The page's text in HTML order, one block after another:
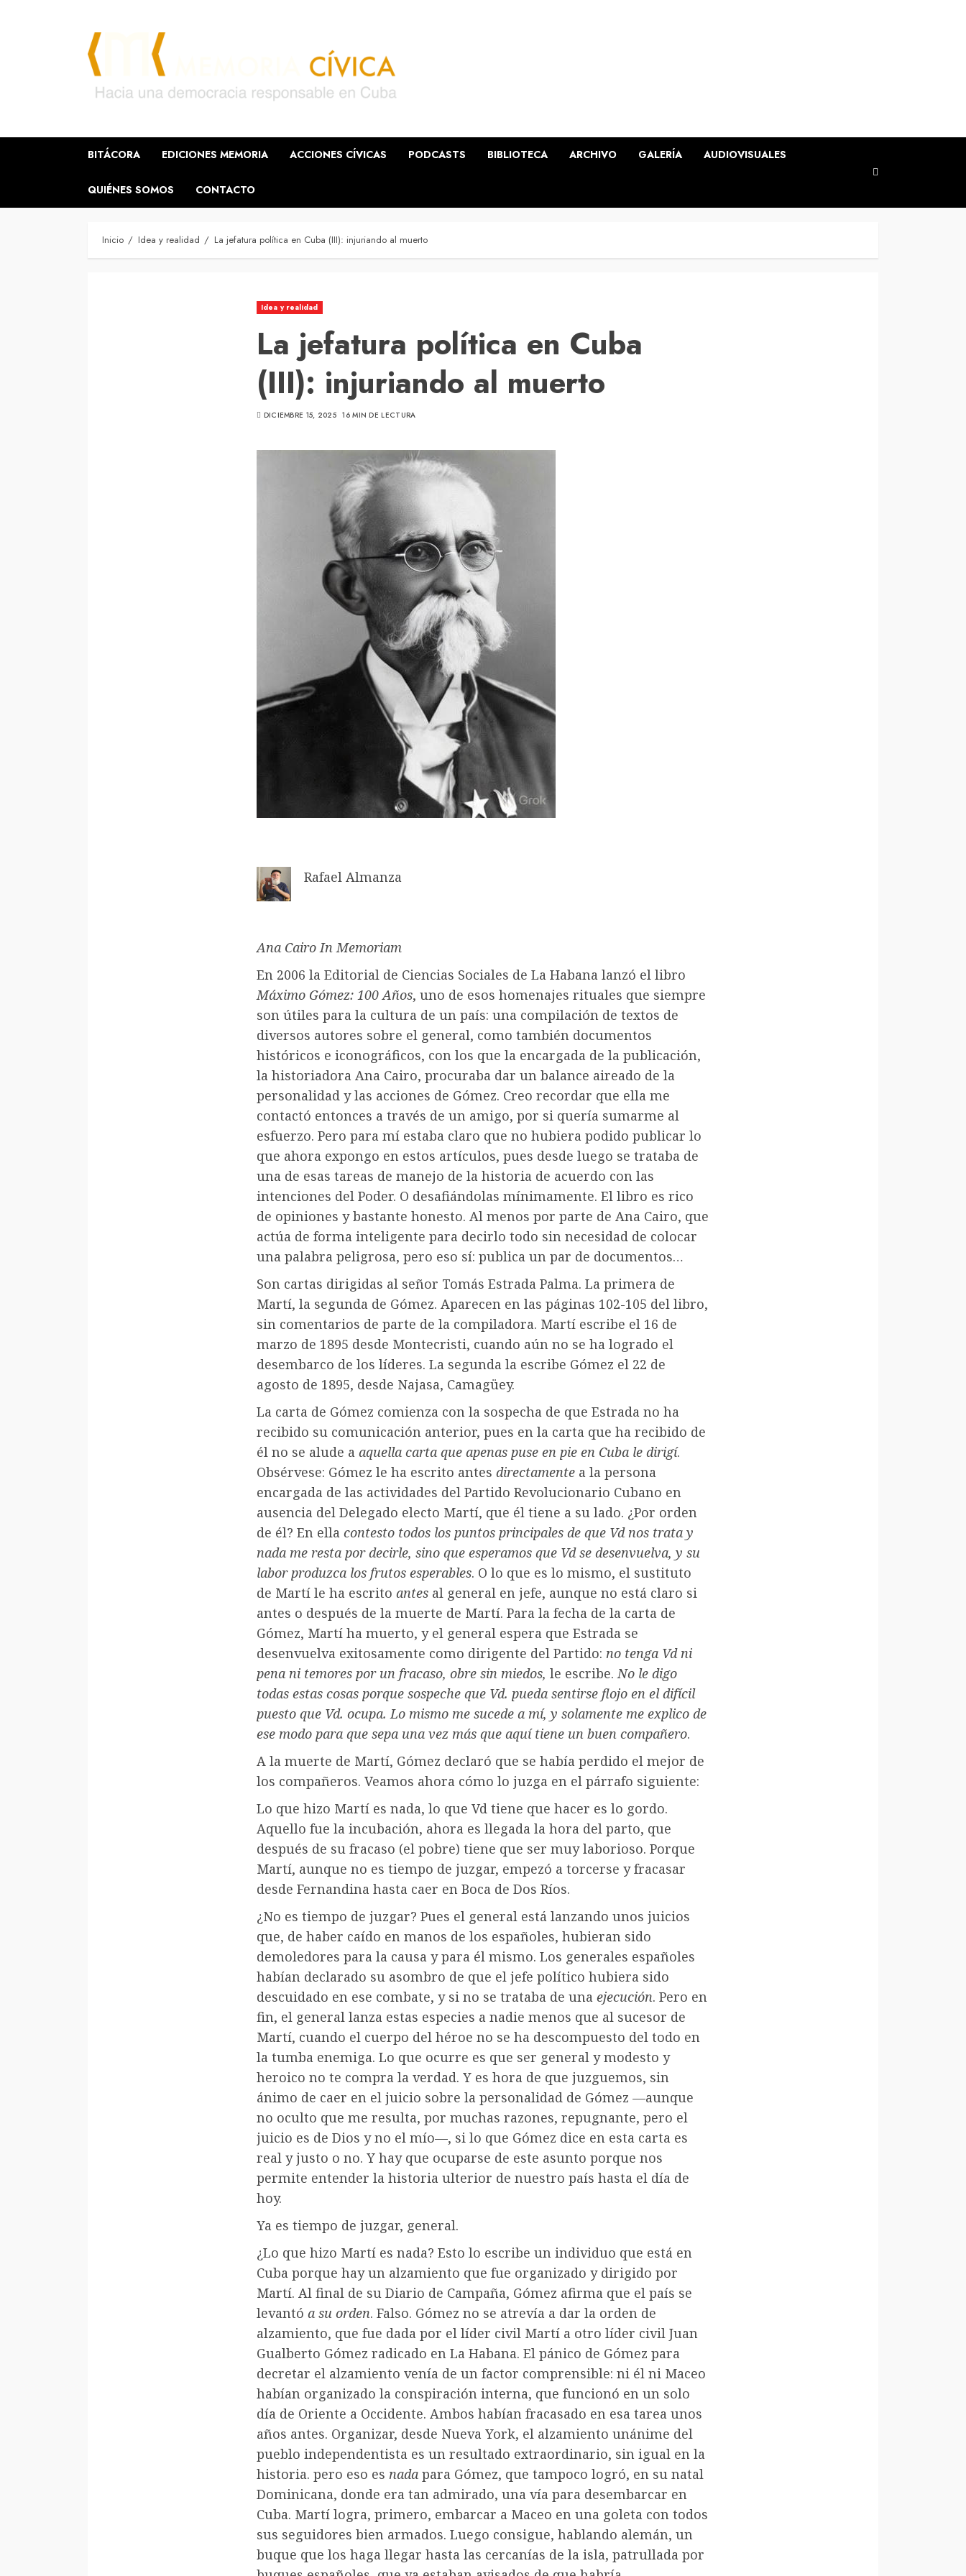
BITÁCORA EDICIONES MEMORIA ACCIONES CÍVICAS PODCASTS BIBLIOTECA ARCHIVO GALERÍA AUDIOVISUALES
QUIÉNES SOMOS CONTACTO
Inicio Idea y realidad La jefatura política en Cuba (III): injuriando al muerto
Idea y realidad
La jefatura política en Cuba
(III): injuriando al muerto
DICIEMBRE 15, 2025 16 MIN DE LECTURA
Rafael Almanza
Ana Cairo In Memoriam
En 2006 la Editorial de Ciencias Sociales de La Habana lanzó el libro
Máximo Gómez: 100 Años, uno de esos homenajes rituales que siempre
son útiles para la cultura de un país: una compilación de textos de
diversos autores sobre el general, como también documentos
históricos e iconográficos, con los que la encargada de la publicación,
la historiadora Ana Cairo, procuraba dar un balance aireado de la
personalidad y las acciones de Gómez. Creo recordar que ella me
contactó entonces a través de un amigo, por si quería sumarme al
esfuerzo. Pero para mí estaba claro que no hubiera podido publicar lo
que ahora expongo en estos artículos, pues desde luego se trataba de
una de esas tareas de manejo de la historia de acuerdo con las
intenciones del Poder. O desafiándolas mínimamente. El libro es rico
de opiniones y bastante honesto. Al menos por parte de Ana Cairo, que
actúa de forma inteligente para decirlo todo sin necesidad de colocar
una palabra peligrosa, pero eso sí: publica un par de documentos…
Son cartas dirigidas al señor Tomás Estrada Palma. La primera de
Martí, la segunda de Gómez. Aparecen en las páginas 102-105 del libro,
sin comentarios de parte de la compiladora. Martí escribe el 16 de
marzo de 1895 desde Montecristi, cuando aún no se ha logrado el
desembarco de los líderes. La segunda la escribe Gómez el 22 de
agosto de 1895, desde Najasa, Camagüey.
La carta de Gómez comienza con la sospecha de que Estrada no ha
recibido su comunicación anterior, pues en la carta que ha recibido de
él no se alude a aquella carta que apenas puse en pie en Cuba le dirigí.
Obsérvese: Gómez le ha escrito antes directamente a la persona
encargada de las actividades del Partido Revolucionario Cubano en
ausencia del Delegado electo Martí, que él tiene a su lado. ¿Por orden
de él? En ella contesto todos los puntos principales de que Vd nos trata y
nada me resta por decirle, sino que esperamos que Vd se desenvuelva, y su
labor produzca los frutos esperables. O lo que es lo mismo, el sustituto
de Martí le ha escrito antes al general en jefe, aunque no está claro si
antes o después de la muerte de Martí. Para la fecha de la carta de
Gómez, Martí ha muerto, y el general espera que Estrada se
desenvuelva exitosamente como dirigente del Partido: no tenga Vd ni
pena ni temores por un fracaso, obre sin miedos, le escribe. No le digo
todas estas cosas porque sospeche que Vd. pueda sentirse flojo en el difícil
puesto que Vd. ocupa. Lo mismo me sucede a mí, y solamente me explico de
ese modo para que sepa una vez más que aquí tiene un buen compañero.
A la muerte de Martí, Gómez declaró que se había perdido el mejor de
los compañeros. Veamos ahora cómo lo juzga en el párrafo siguiente:
Lo que hizo Martí es nada, lo que Vd tiene que hacer es lo gordo.
Aquello fue la incubación, ahora es llegada la hora del parto, que
después de su fracaso (el pobre) tiene que ser muy laborioso. Porque
Martí, aunque no es tiempo de juzgar, empezó a torcerse y fracasar
desde Fernandina hasta caer en Boca de Dos Ríos.
¿No es tiempo de juzgar? Pues el general está lanzando unos juicios
que, de haber caído en manos de los españoles, hubieran sido
demoledores para la causa y para él mismo. Los generales españoles
habían declarado su asombro de que el jefe político hubiera sido
descuidado en ese combate, y si no se trataba de una ejecución. Pero en
fin, el general lanza estas especies a nadie menos que al sucesor de
Martí, cuando el cuerpo del héroe no se ha descompuesto del todo en
la tumba enemiga. Lo que ocurre es que ser general y modesto y
heroico no te compra la verdad. Y es hora de que juzguemos, sin
ánimo de caer en el juicio sobre la personalidad de Gómez —aunque
no oculto que me resulta, por muchas razones, repugnante, pero el
juicio es de Dios y no el mío—, si lo que Gómez dice en esta carta es
real y justo o no. Y hay que ocuparse de este asunto porque nos
permite entender la historia ulterior de nuestro país hasta el día de
hoy.
Ya es tiempo de juzgar, general.
¿Lo que hizo Martí es nada? Esto lo escribe un individuo que está en
Cuba porque hay un alzamiento que fue organizado y dirigido por
Martí. Al final de su Diario de Campaña, Gómez afirma que el país se
levantó a su orden. Falso. Gómez no se atrevía a dar la orden de
alzamiento, que fue dada por el líder civil Martí a otro líder civil Juan
Gualberto Gómez radicado en La Habana. El pánico de Gómez para
decretar el alzamiento venía de un factor comprensible: ni él ni Maceo
habían organizado la conspiración interna, que funcionó en un solo
día de Oriente a Occidente. Ambos habían fracasado en esa tarea unos
años antes. Organizar, desde Nueva York, el alzamiento unánime del
pueblo independentista es un resultado extraordinario, sin igual en la
historia. pero eso es nada para Gómez, que tampoco logró, en su natal
Dominicana, donde era tan admirado, una vía para desembarcar en
Cuba. Martí logra, primero, embarcar a Maceo en una goleta con todos
sus seguidores bien armados. Luego consigue, hablando alemán, un
buque que los haga llegar hasta las cercanías de la isla, patrullada por